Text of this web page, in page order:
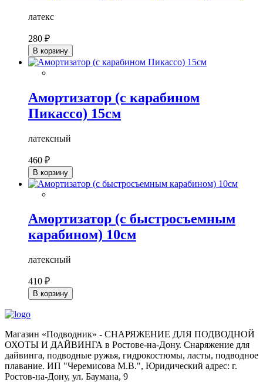
латекс
280 ₽
В корзину
Амортизатор (с карабином
Пикассо) 15см
латексный
460 ₽
В корзину
Амортизатор (с быстросъемным
карабином) 10см
латексный
410 ₽
В корзину
Магазин «Подводник» - СНАРЯЖЕНИЕ ДЛЯ ПОДВОДНОЙ
ОХОТЫ И ДАЙВИНГА в Ростове-на-Дону. Снаряжение для
дайвинга, подводные ружья, гидрокостюмы, ласты, подводное
плавание. ИП "Черемисова М.В.", Юридический адрес: г.
Ростов-на-Дону, ул. Баумана, 9